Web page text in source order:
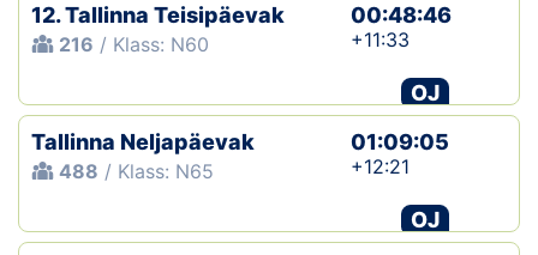
12. Tallinna Teisipäevak
216 / Klass: N60
00:48:46
+11:33
OJ
Tallinna Neljapäevak
488 / Klass: N65
01:09:05
+12:21
OJ